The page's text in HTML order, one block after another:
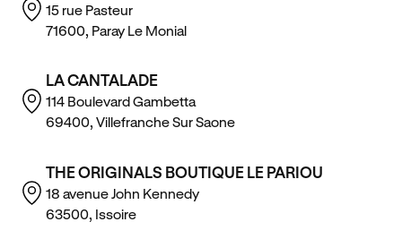
15 rue Pasteur
71600, Paray Le Monial
LA CANTALADE
114 Boulevard Gambetta
69400, Villefranche Sur Saone
THE ORIGINALS BOUTIQUE LE PARIOU
18 avenue John Kennedy
63500, Issoire